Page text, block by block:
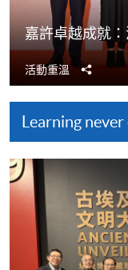
嘉許卓越成就​​
活動重溫
分
享
Learning